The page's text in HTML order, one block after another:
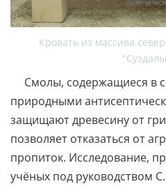
Кровать из массива
Смолы, содержащиеся в
природными
защищают древесину от
позволяет отказаться от
пропиток. Исследование,
учёных под руководством